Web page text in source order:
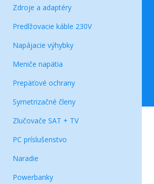
Zdroje a adaptéry
Predlžovacie káble 230V
Napájacie výhybky
Meniče napätia
Prepäťové ochrany
Symetrizačné členy
Zlučovače SAT + TV
PC príslušenstvo
Naradie
Powerbanky